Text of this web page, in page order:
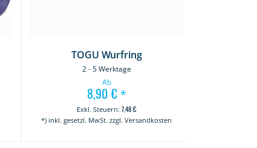
TOGU Wurfring
2 - 5 Werktage
Ab
8,90 €*
7,48 €
*) inkl. gesetzl. MwSt. zzgl. Versandkosten